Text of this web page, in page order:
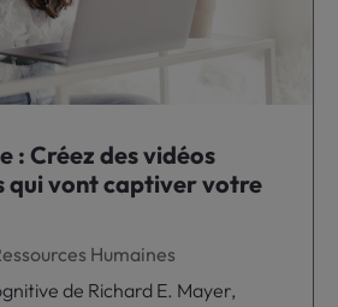
: Créez des vidéos
qui vont captiver votre
Humaines
de Richard E. Mayer,